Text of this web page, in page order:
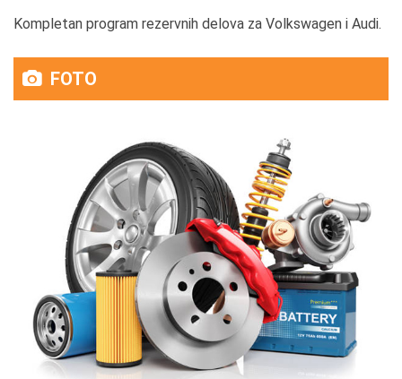
Kompletan program rezervnih delova za Volkswagen i Audi.
FOTO